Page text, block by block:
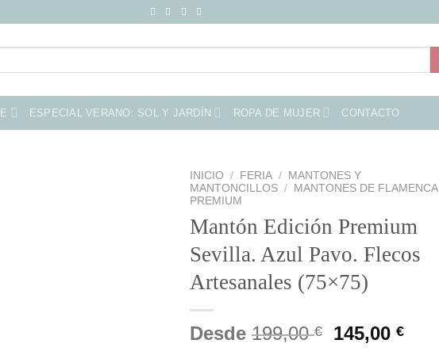
ESPECIAL VERANO: SOL Y JARDÍN ROPA DE MUJER CONTACTO
INICIO / FERIA /
MANTONES Y
MANTONCILLOS /
MANTONES DE FLAMENCA
PREMIUM
Mantón Edición Premium
Sevilla. Azul Pavo. Flecos
Artesanales (75×75)
Desde 199,00€
El
145,00€El